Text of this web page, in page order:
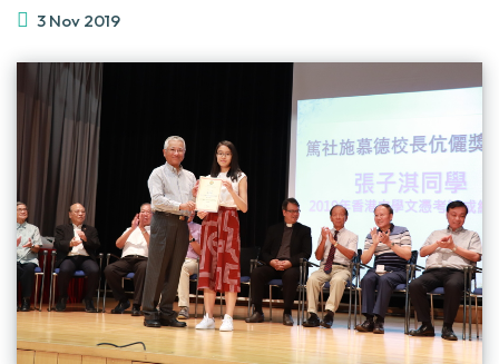
3 Nov 2019